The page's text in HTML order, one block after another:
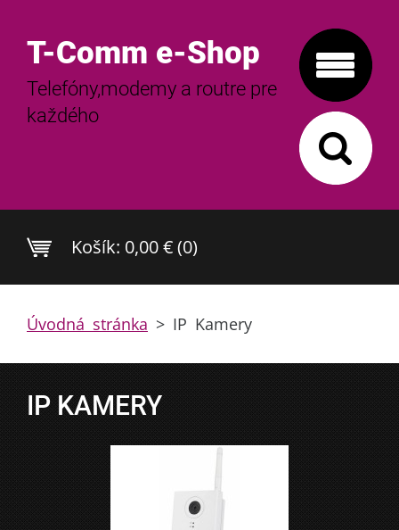
T-Comm e-Shop
Telefóny,modemy a routre pre
každého
Košík: 0,00 € (0)
Úvodná stránka > IP Kamery
IP KAMERY